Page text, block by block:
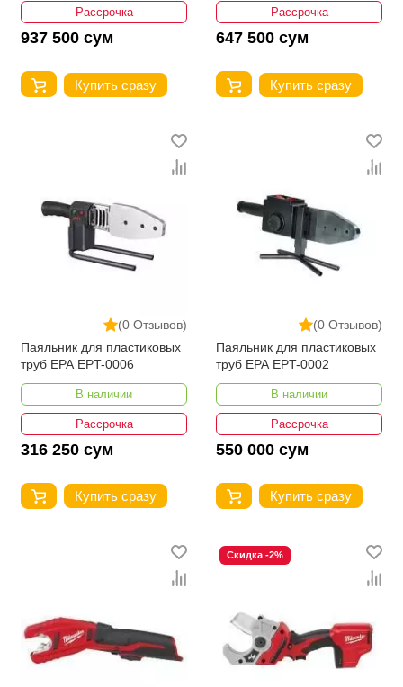
Рассрочка
937 500 сум
Купить сразу
Рассрочка
647 500 сум
Купить сразу
(0 Отзывов)
Паяльник для пластиковых
труб EPA EPT-0006
В наличии
Рассрочка
316 250 сум
Купить сразу
(0 Отзывов)
Паяльник для пластиковых
труб EPA EPT-0002
В наличии
Рассрочка
550 000 сум
Купить сразу
Скидка -2%